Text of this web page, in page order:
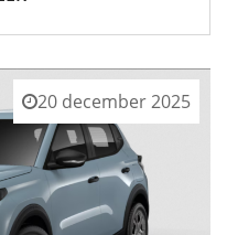
20 december 2025